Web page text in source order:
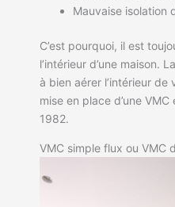
Mauvaise isolation
C’est pourquoi, il est
l’intérieur d’une maison. La
à bien aérer l’intérieur
mise en place d’une
1982.
VMC simple flux ou VMC